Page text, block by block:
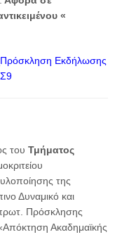
«
Εκδήλωσης
του Τμήματος
της
Δυναμικό και
Πρόσκλησης
Ακαδημαϊκής